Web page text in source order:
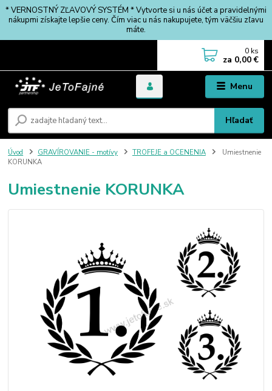
* VERNOSTNÝ ZĽAVOVÝ SYSTÉM * Vytvorte si u nás účet a pravidelnými
nákupmi získajte lepšie ceny. Čím viac u nás nakupujete, tým väčšiu zľavu
máte.
Menu
Hľadať
0 ks
za 0,00 €
Úvod GRAVÍROVANIE - motívy TROFEJE a OCENENIA
Umiestnenie
KORUNKA
Umiestnenie KORUNKA